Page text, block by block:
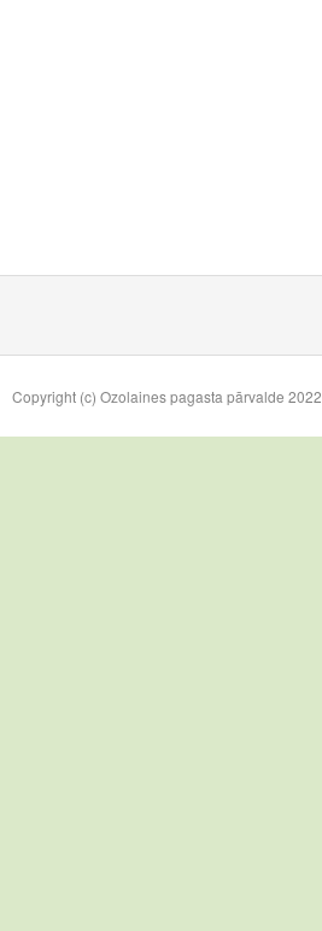
Copyright (c) Ozolaines pagasta pārvalde 2022